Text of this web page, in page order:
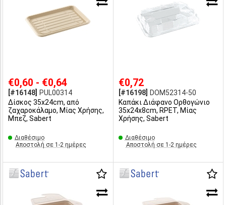
€0,60 - €0,64
[#16148]
PUL00314
Δίσκος 35x24cm, από
ζαχαροκάλαμο, Μίας Χρήσης,
Μπεζ, Sabert
Διαθέσιμο
Αποστολή σε 1-2 ημέρες
€0,72
[#16198]
DOM52314-50
Καπάκι Διάφανο Ορθoγώνιο
35x24x8cm, RPET, Μίας
Χρήσης, Sabert
Διαθέσιμο
Αποστολή σε 1-2 ημέρες